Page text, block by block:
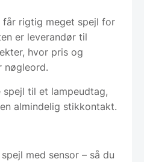
får rigtig meget spejl for
er leverandør til
hvor pris og
nøgleord.
til et lampeudtag,
almindelig stikkontakt.
med sensor – så du